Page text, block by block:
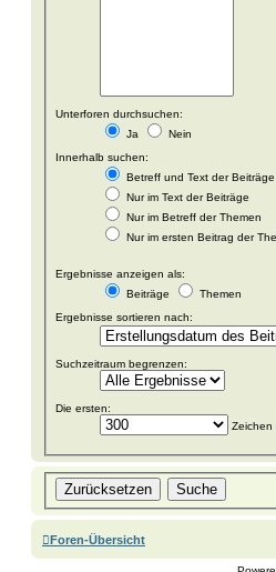
Unterforen durchsuchen:
Ja
Nein
Innerhalb suchen:
Betreff und Text der Beiträge
Nur im Text der Beiträge
Nur im Betreff der Themen
Nur im ersten Beitrag der
Ergebnisse anzeigen als:
Beiträge
Themen
Ergebnisse sortieren nach:
Suchzeitraum begrenzen:
Die ersten:
Zeichen
Foren-Übersicht